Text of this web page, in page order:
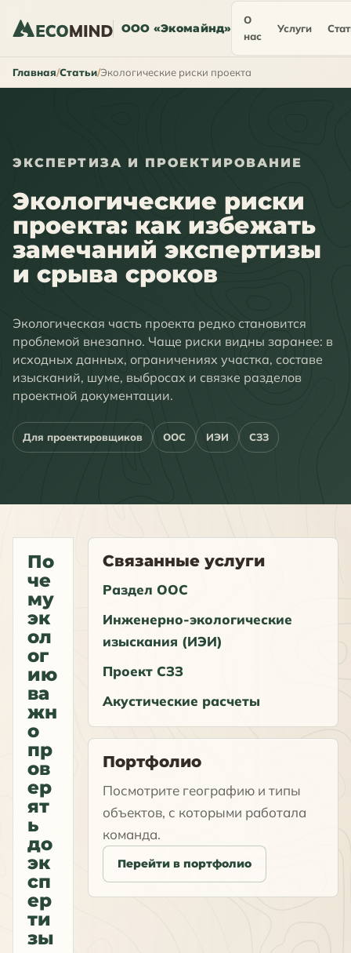
ООО «Экомайнд»
О
нас
Услуги
Главная Статьи Экологические риски проекта
ЭКСПЕРТИЗА И ПРОЕКТИРОВАНИЕ
Экологические риски
проекта: как избежать
замечаний экспертизы
и срыва сроков
Экологическая часть проекта редко становится
проблемой внезапно. Чаще риски видны заранее: в
исходных данных, ограничениях участка, составе
изысканий, шуме, выбросах и связке разделов
проектной документации.
Для проектировщиков ООС ИЭИ СЗЗ
По
че
му
эк
ол
ог
ию
ва
жн
о
пр
ов
ер
ят
ь
до
эк
сп
ер
ти
зы
Связанные услуги
Раздел ООС
Инженерно-экологические
изыскания (ИЭИ)
Проект СЗЗ
Акустические расчеты
Портфолио
Посмотрите географию и типы
объектов, с которыми работала
команда.
Перейти в портфолио